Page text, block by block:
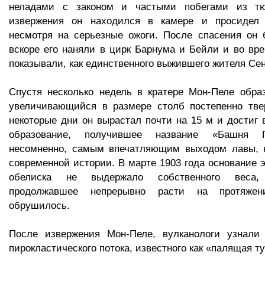
неладами с законом и частыми побегами из
извержения он находился в камере и
несмотря на серьезные ожоги. После спасения
вскоре его наняли в цирк Барнума и Бейли и во
показывали, как единственного выжившего жителя
Спустя несколько недель в кратере Мон-Пеле
увеличивающийся в размере столб постепенно
некоторые дни он вырастал почти на 15 м и достиг
образование, получившее название «Башня
несомненно, самым впечатляющим выходом лавы,
современной истории. В марте 1903 года основание
обелиска не выдержало собственного
продолжавшее непрерывно расти на
обрушилось.
После извержения Мон-Пеле, вулканологи
пирокластического потока, известного как «палящая